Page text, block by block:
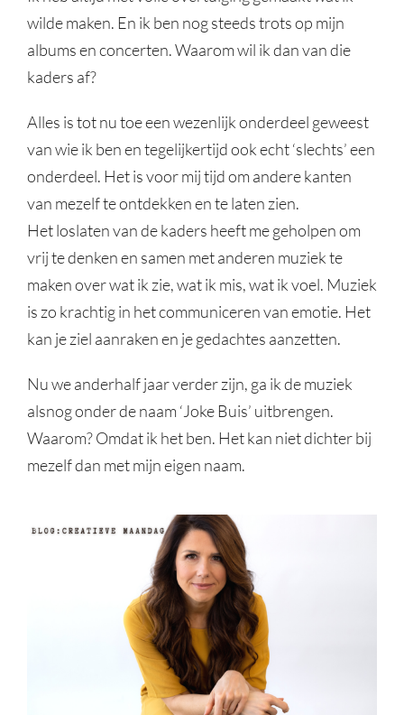
wilde maken. En ik ben nog steeds trots op mijn
albums en concerten. Waarom wil ik dan van die
kaders af?
Alles is tot nu toe een wezenlijk onderdeel geweest
van wie ik ben en tegelijkertijd ook echt ‘slechts’ een
onderdeel. Het is voor mij tijd om andere kanten
van mezelf te ontdekken en te laten zien.
Het loslaten van de kaders heeft me geholpen om
vrij te denken en samen met anderen muziek te
maken over wat ik zie, wat ik mis, wat ik voel. Muziek
is zo krachtig in het communiceren van emotie. Het
kan je ziel aanraken en je gedachtes aanzetten.
Nu we anderhalf jaar verder zijn, ga ik de muziek
alsnog onder de naam ‘Joke Buis’ uitbrengen.
Waarom? Omdat ik het ben. Het kan niet dichter bij
mezelf dan met mijn eigen naam.